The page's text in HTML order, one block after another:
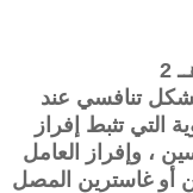
2
بشكل تنافسي عند
المعوية التي تثبط إفراز
، وإفراز العامل
أو غاسترين المصل